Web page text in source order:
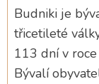
Budniki je
třicetileté
113 dní v
Bývalí